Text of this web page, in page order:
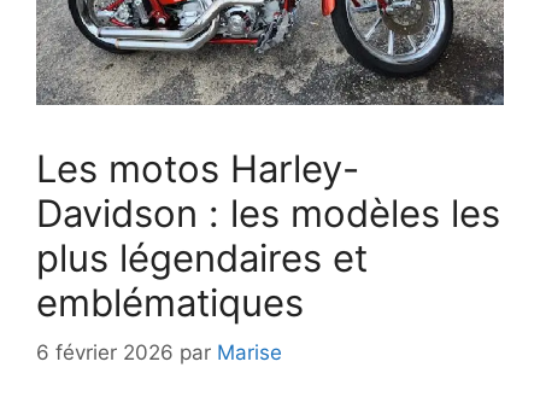
Les motos Harley-
Davidson : les modèles les
plus légendaires et
emblématiques
6 février 2026 par Marise